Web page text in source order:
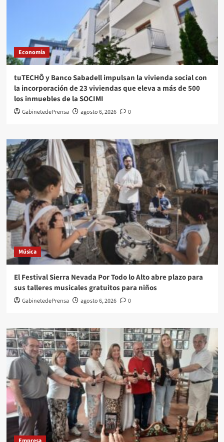
Economía
tuTECHÔ y Banco Sabadell impulsan la vivienda social con
la incorporación de 23 viviendas que eleva a más de 500
los inmuebles de la SOCIMI
GabinetedePrensa agosto 6, 2026 0
Música
El Festival Sierra Nevada Por Todo lo Alto abre plazo para
sus talleres musicales gratuitos para niños
GabinetedePrensa agosto 6, 2026 0